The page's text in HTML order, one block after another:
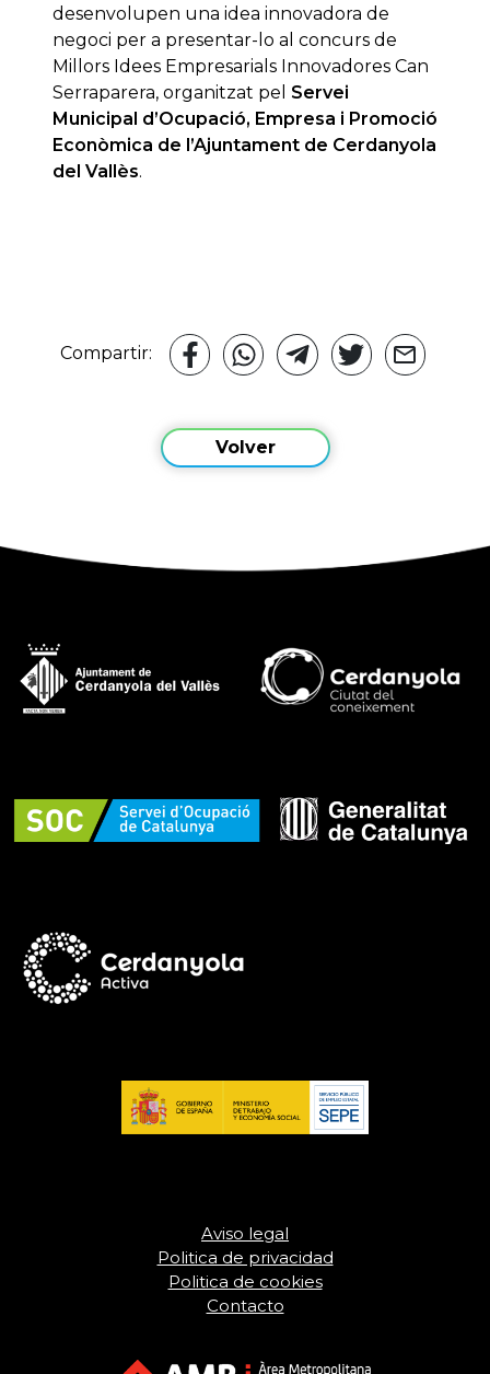
desenvolupen una idea innovadora de
negoci per a presentar-lo al concurs de
Millors Idees Empresarials Innovadores Can
Serraparera, organitzat pel Servei
Municipal d’Ocupació, Empresa i Promoció
Econòmica de l’Ajuntament de Cerdanyola
del Vallès.
Compartir:
Volver
Aviso legal
Politica de privacidad
Politica de cookies
Contacto